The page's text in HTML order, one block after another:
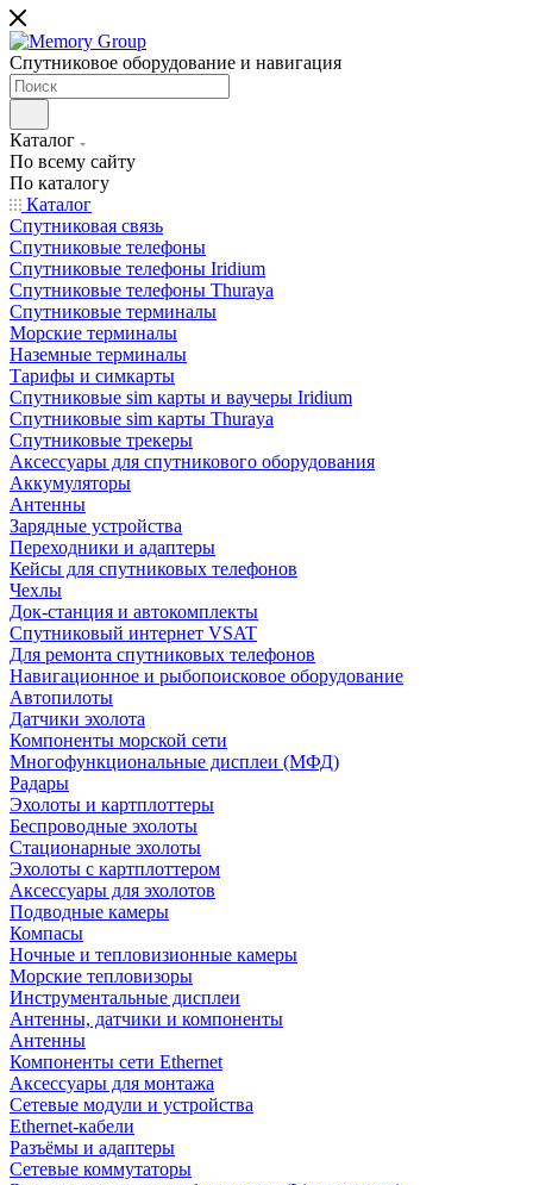
Спутниковое оборудование и навигация
Каталог
По всему сайту
По каталогу
Каталог
Спутниковая связь
Спутниковые телефоны
Спутниковые телефоны Iridium
Спутниковые телефоны Thuraya
Спутниковые терминалы
Морские терминалы
Наземные терминалы
Тарифы и симкарты
Спутниковые sim карты и ваучеры Iridium
Спутниковые sim карты Thuraya
Спутниковые трекеры
Аксессуары для спутникового оборудования
Аккумуляторы
Антенны
Зарядные устройства
Переходники и адаптеры
Кейсы для спутниковых телефонов
Чехлы
Док-станция и автокомплекты
Спутниковый интернет VSAT
Для ремонта спутниковых телефонов
Навигационное и рыбопоисковое оборудование
Автопилоты
Датчики эхолота
Компоненты морской сети
Многофункциональные дисплеи (МФД)
Радары
Эхолоты и картплоттеры
Беспроводные эхолоты
Стационарные эхолоты
Эхолоты с картплоттером
Аксессуары для эхолотов
Подводные камеры
Компасы
Ночные и тепловизионные камеры
Морские тепловизоры
Инструментальные дисплеи
Антенны, датчики и компоненты
Антенны
Компоненты сети Ethernet
Аксессуары для монтажа
Сетевые модули и устройства
Ethernet-кабели
Разъёмы и адаптеры
Сетевые коммутаторы